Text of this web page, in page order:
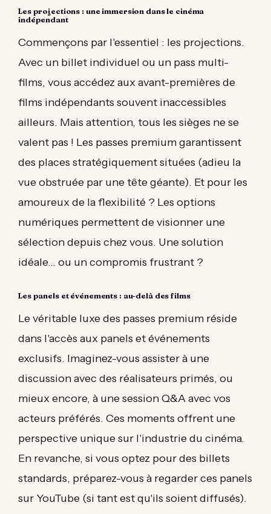
Les projections : une immersion dans le cinéma
indépendant
Commençons par l'essentiel : les projections.
Avec un billet individuel ou un pass multi-
films, vous accédez aux avant-premières de
films indépendants souvent inaccessibles
ailleurs. Mais attention, tous les sièges ne se
valent pas ! Les passes premium garantissent
des places stratégiquement situées (adieu la
vue obstruée par une tête géante). Et pour les
amoureux de la flexibilité ? Les options
numériques permettent de visionner une
sélection depuis chez vous. Une solution
idéale... ou un compromis frustrant ?
Les panels et événements : au-delà des films
Le véritable luxe des passes premium réside
dans l'accès aux panels et événements
exclusifs. Imaginez-vous assister à une
discussion avec des réalisateurs primés, ou
mieux encore, à une session Q&A avec vos
acteurs préférés. Ces moments offrent une
perspective unique sur l'industrie du cinéma.
En revanche, si vous optez pour des billets
standards, préparez-vous à regarder ces panels
sur YouTube (si tant est qu'ils soient diffusés).